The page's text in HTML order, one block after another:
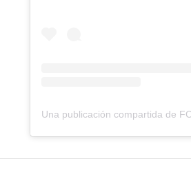
Una publicación compartida de